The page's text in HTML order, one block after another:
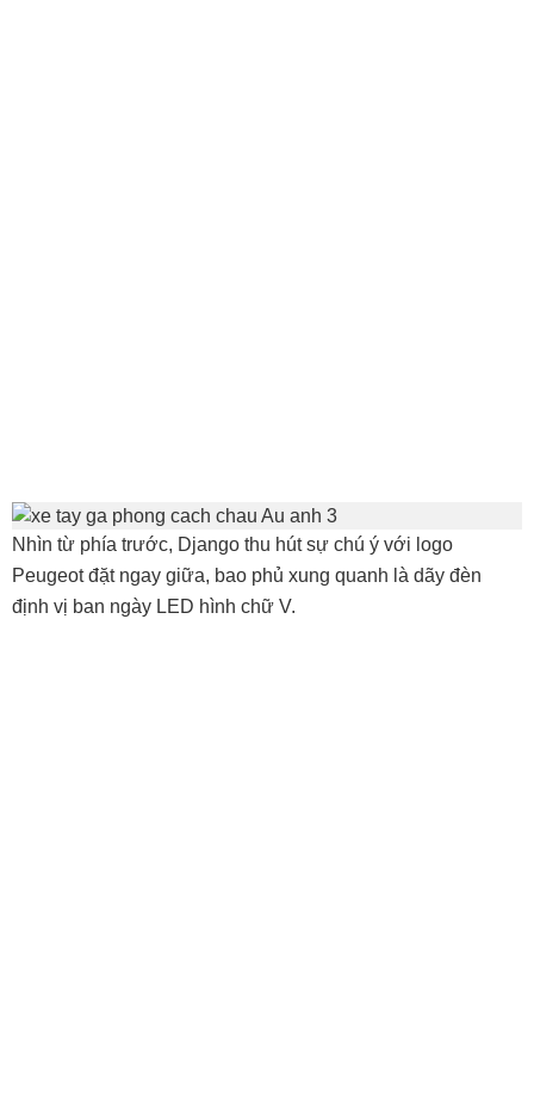
Nhìn từ phía trước, Django thu hút sự chú ý với logo
Peugeot đặt ngay giữa, bao phủ xung quanh là dãy đèn
định vị ban ngày LED hình chữ V.